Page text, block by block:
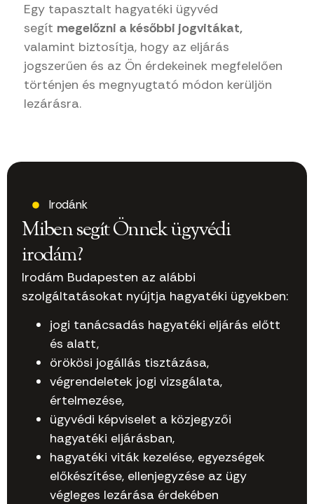
Egy tapasztalt hagyatéki ügyvéd
segít megelőzni a későbbi jogvitákat,
valamint biztosítja, hogy az eljárás
jogszerűen és az Ön érdekeinek megfelelően
történjen és megnyugtató módon kerüljön
lezárásra.
Irodánk
Miben segít Önnek ügyvédi
irodám?
Irodám Budapesten az alábbi
szolgáltatásokat nyújtja hagyatéki ügyekben:
jogi tanácsadás hagyatéki eljárás előtt
és alatt,
örökösi jogállás tisztázása,
végrendeletek jogi vizsgálata,
értelmezése,
ügyvédi képviselet a közjegyzői
hagyatéki eljárásban,
hagyatéki viták kezelése, egyezségek
előkészítése, ellenjegyzése az ügy
végleges lezárása érdekében